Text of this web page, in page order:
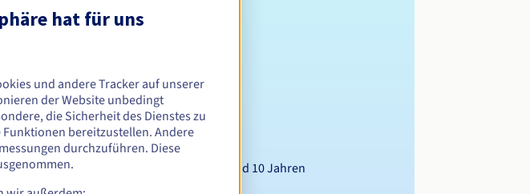
Einschränkung.
Zwischen 1 und 10 Jahren
hat für uns
und andere Tracker auf unserer
der Website unbedingt
die Sicherheit des Dienstes zu
bereitzustellen. Andere
durchzuführen. Diese